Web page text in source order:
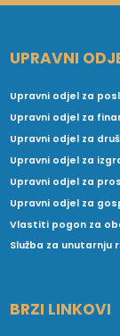
UPRAVNI
Upravni odjel za
Upravni odjel za
Upravni odjel za
Upravni odjel za
Upravni odjel za
Upravni odjel za
Vlastiti pogon za
Služba za unutarnju
BRZI LINKOVI